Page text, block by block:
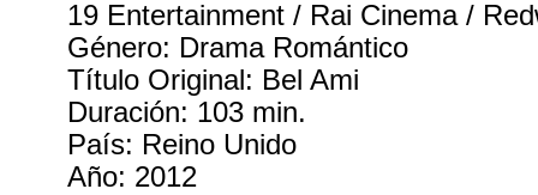
19 Entertainment / Rai Cinema /
Género: Drama Romántico
Título Original: Bel Ami
Duración: 103 min.
País: Reino Unido
Año: 2012